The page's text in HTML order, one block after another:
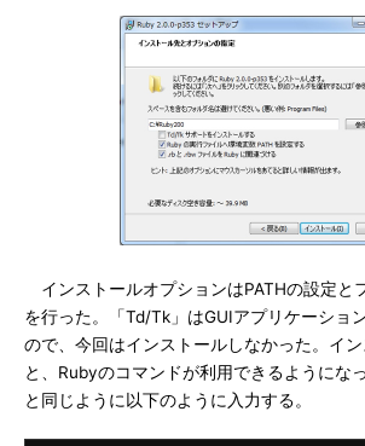
インストールオプションはPATHの設定と
を行った。「Td/Tk」はGUIアプリケーショ
ので、今回はインストールしなかった。イ
と、Rubyのコマンドが利用できるようにな
と同じように以下のように入力する。